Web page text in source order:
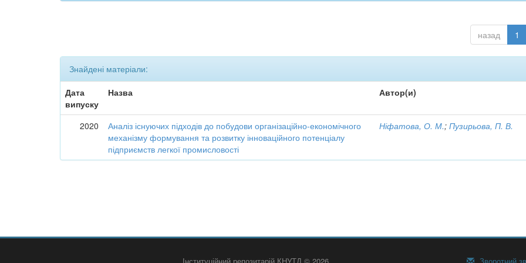
назад 1
Знайдені матеріали:
Дата
випуску
Назва Автор(и)
2020
Аналіз існуючих підходів до побудови організаційно-економічного
механізму формування та розвитку інноваційного потенціалу
підприємств легкої промисловості
Ніфатова, О. М.;Пузирьова, П. В.